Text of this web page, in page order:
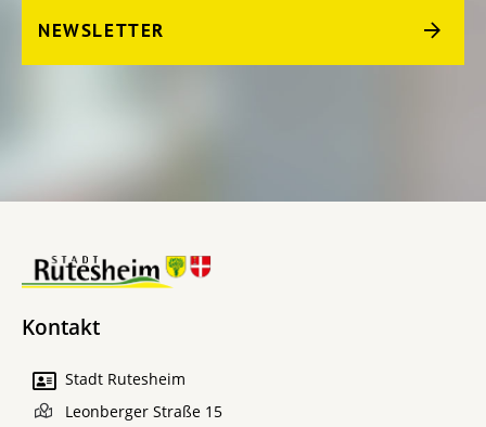
NEWSLETTER
Kontakt
Stadt Rutesheim
Leonberger Straße 15